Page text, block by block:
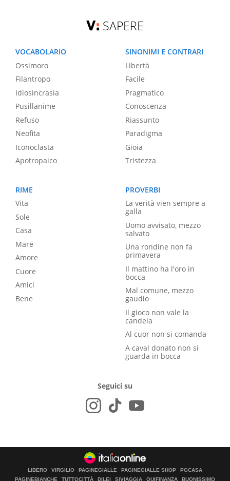
SAPERE
VOCABOLARIO
Ossimoro
Filantropo
Idiosincrasia
Pusillanime
Refuso
Neofita
Iconoclasta
Apotropaico
SINONIMI E CONTRARI
Libertà
Facile
Pragmatico
Conoscenza
Riassunto
Paradigma
Gioia
Tristezza
RIME
Vita
Sole
Casa
Mare
Amore
Cuore
Amici
Bene
PROVERBI
La verità vien sempre a
galla
Uomo avvisato, mezzo
salvato
Una rondine non fa
primavera
Il mattino ha l'oro in
bocca
Mal comune, mezzo
gaudio
Il gioco non vale la
candela
Al cuor non si comanda
A caval donato non si
guarda in bocca
Seguici su
LIBERO VIRGILIO PAGINEGIALLE PAGINEGIALLE SHOP
PGCASA
PAGINEBIANCHE
TUTTOCITTÀ DILEI SIVIAGGIA QUIFINANZA BUONISSIMO